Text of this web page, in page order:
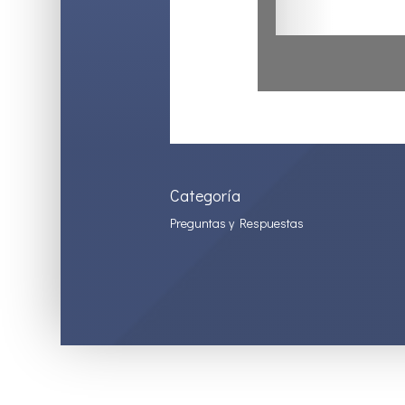
Categoría
Preguntas y Respuestas